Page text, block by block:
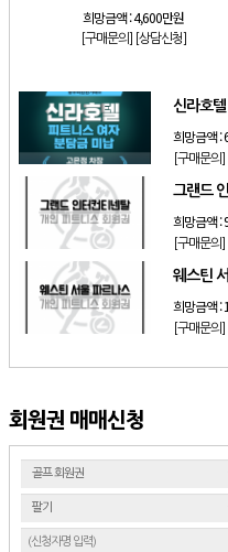
희망금액 :4,600만원
[구매문의] [상담신청]
신라호
희망금액 :
[구매문의]
그랜드
희망금액 :
[구매문의]
웨스틴
희망금액 :
[구매문의]
회원권 매매신청